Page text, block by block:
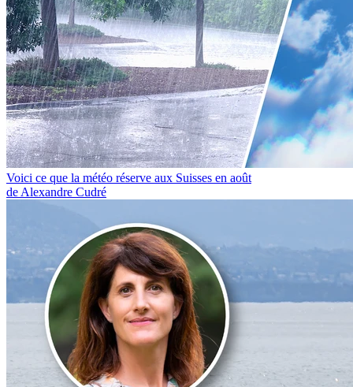
Voici ce que la météo réserve aux Suisses en août
de Alexandre Cudré